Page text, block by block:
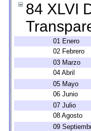
84 XLVI
01 Enero
02 Febrero
03 Marzo
04 Abril
05 Mayo
06 Junio
07 Julio
08 Agosto
09